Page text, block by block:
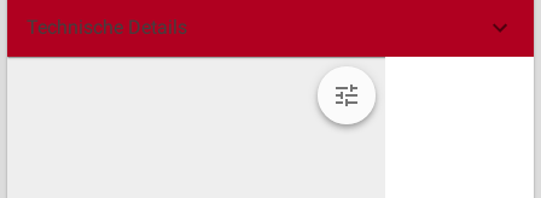
Technische Details